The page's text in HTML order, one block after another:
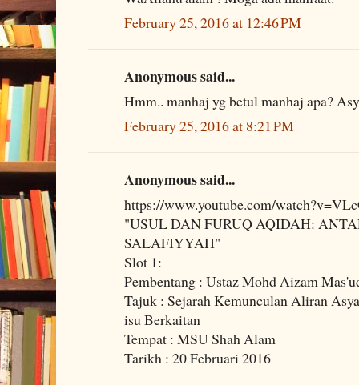
February 25, 2016 at 12:46 PM
Anonymous said...
Hmm.. manhaj yg betul manhaj apa?
February 25, 2016 at 8:21 PM
Anonymous said...
https://www.youtube.com/
"USUL DAN FURUQ AQIDAH:
SALAFIYYAH"
Slot 1:
Pembentang : Ustaz Mohd Aizam
Tajuk : Sejarah Kemunculan Aliran
isu Berkaitan
Tempat : MSU Shah Alam
Tarikh : 20 Februari 2016